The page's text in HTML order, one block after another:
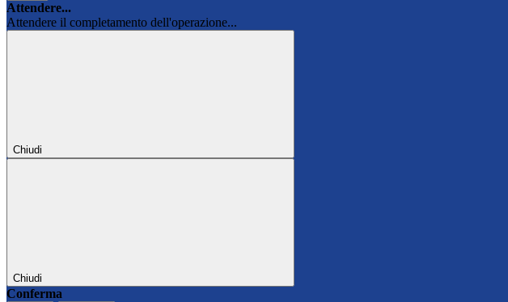
Attendere...
Attendere il completamento dell'operazione...
Chiudi
Chiudi
Conferma